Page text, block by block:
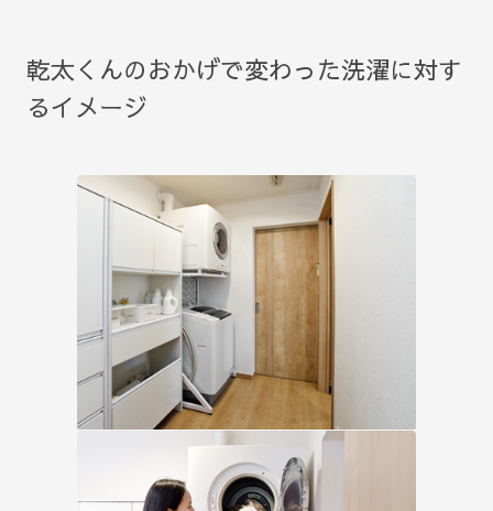
乾太くんのおかげで変わった洗濯に対す
るイメージ